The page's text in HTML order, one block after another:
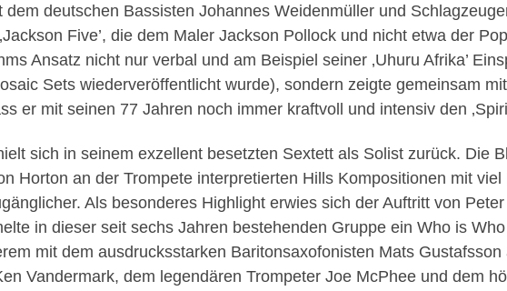
dem deutschen Bassisten Johannes Weidenmüller und
Five’, die dem Maler Jackson Pollock und nicht etwa der
Ansatz nicht nur verbal und am Beispiel seiner ‚Uhuru Afrika’
Sets wiederveröffentlicht wurde), sondern zeigte gemeinsam
er mit seinen 77 Jahren noch immer kraftvoll und intensiv den
sich in seinem exzellent besetzten Sextett als Solist zurück. Die
Horton an der Trompete interpretierten Hills Kompositionen mit
Als besonderes Highlight erwies sich der Auftritt von
in dieser seit sechs Jahren bestehenden Gruppe ein Who is
mit dem ausdrucksstarken Baritonsaxofonisten Mats
Vandermark, dem legendären Trompeter Joe McPhee und dem